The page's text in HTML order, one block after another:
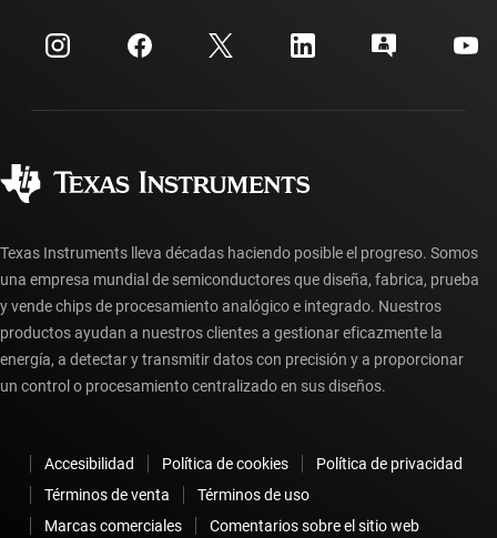
Relaciones con los inversionistas
Fabricación
Centro de atención al cliente
Preguntas frecuentes sobre la cuenta myTI
Preguntas frecuentes sobre pedidos
Texas Instruments lleva décadas haciendo posible el progreso. Somos
una empresa mundial de semiconductores que diseña, fabrica, prueba
y vende chips de procesamiento analógico e integrado. Nuestros
productos ayudan a nuestros clientes a gestionar eficazmente la
energía, a detectar y transmitir datos con precisión y a proporcionar
un control o procesamiento centralizado en sus diseños.
Accesibilidad Política de cookies
Política de privacidad
Términos de venta
Términos de uso
Marcas comerciales
Comentarios sobre el sitio web